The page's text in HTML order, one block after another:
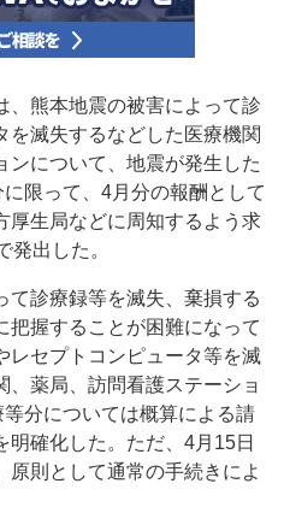
熊本地震の被害によって診
を滅失するなどした医療機関
ンについて、地震が発生した
限って、4月分の報酬として
厚生局などに周知するよう求
発出した。
診療録等を滅失、棄損する
把握することが困難になって
レセプトコンピュータ等を滅
、薬局、訪問看護ステーショ
分については概算による請
確化した。ただ、4月15日
原則として通常の手続きによ